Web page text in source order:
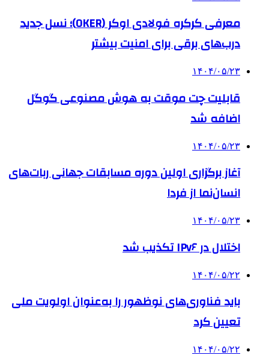
معرفی کرکره فولادی اوکر (OKER)؛ نسل جدید
درب‌های برقی برای امنیت بیشتر
۱۴۰۴/۰۵/۲۳
قابلیت چت موقت به هوش مصنوعی گوگل
اضافه شد
۱۴۰۴/۰۵/۲۳
آغاز برگزاری اولین دوره مسابقات جهانی ربات‌های
انسان‌نما از فردا
۱۴۰۴/۰۵/۲۳
اختلال در IPv۶ تکذیب شد
۱۴۰۴/۰۵/۲۲
باید فناوری‌های نوظهور را به‌عنوان اولویت ملی
تعیین کرد
۱۴۰۴/۰۵/۲۲